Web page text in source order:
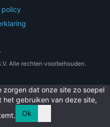
policy
Alle rechten voorbehouden.
zorgen dat onze site zo soepel
het gebruiken van deze site,
Ok